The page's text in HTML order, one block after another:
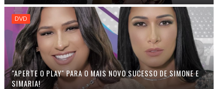
DVD
"APERTE O PLAY" PARA O MAIS NOVO SUCESSO DE SIMONE E
SIMARIA!